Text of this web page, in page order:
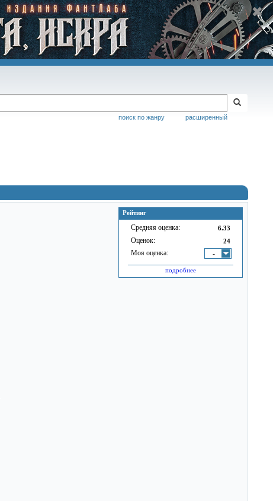
расширенный
поиск по жанру
Рейтинг
Средняя оценка: 6.33
Оценок: 24
Моя оценка: -
подробнее